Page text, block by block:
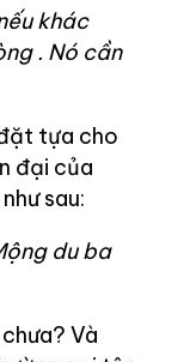
khác
. Nó cần
tựa cho
đại của
sau:
du ba
Và